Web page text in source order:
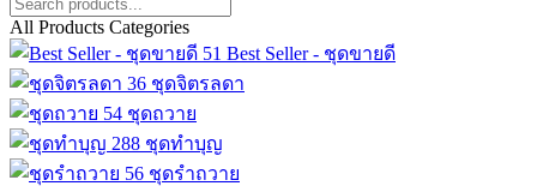
All Products Categories
51 Best Seller - ชุดขายดี
36 ชุดจิตรลดา
54 ชุดถวาย
288 ชุดทำบุญ
56 ชุดรำถวาย